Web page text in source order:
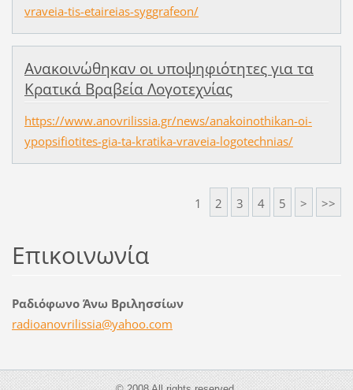
vraveia-tis-etaireias-syggrafeon/
Ανακοινώθηκαν οι υποψηφιότητες για τα
Κρατικά Βραβεία Λογοτεχνίας
https://www.anovrilissia.gr/news/anakoinothikan-oi-
ypopsifiotites-gia-ta-kratika-vraveia-logotechnias/
1 2 3 4 5 > >>
Επικοινωνία
Ραδιόφωνο Άνω Βριλησσίων
radioanovrilissia@yahoo.com